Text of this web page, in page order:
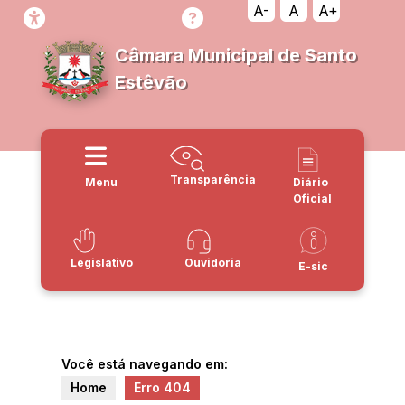
A- A A+
Câmara Municipal de Santo
Estêvão
Menu Transparência
Diário
Oficial
Legislativo Ouvidoria E-sic
Você está navegando em:
Home
Erro 404